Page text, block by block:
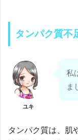
タンパク質不
ユキ
私
ま
タンパク質は、肌